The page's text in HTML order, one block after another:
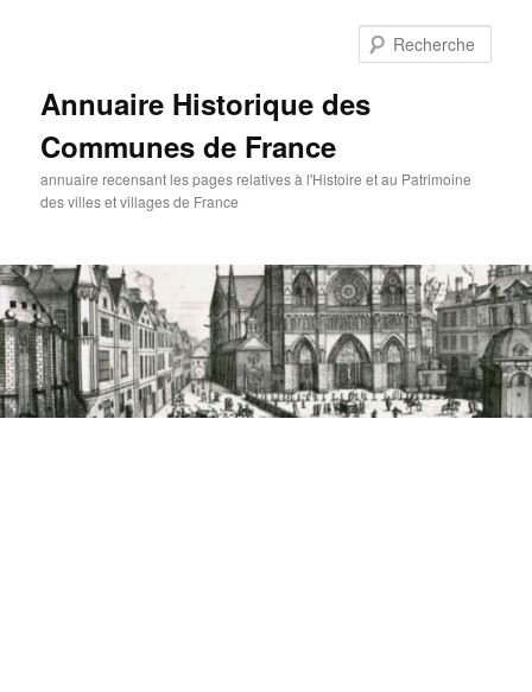
Annuaire Historique des
Communes de France
annuaire recensant les pages relatives à l'Histoire et au Patrimoine
des villes et villages de France